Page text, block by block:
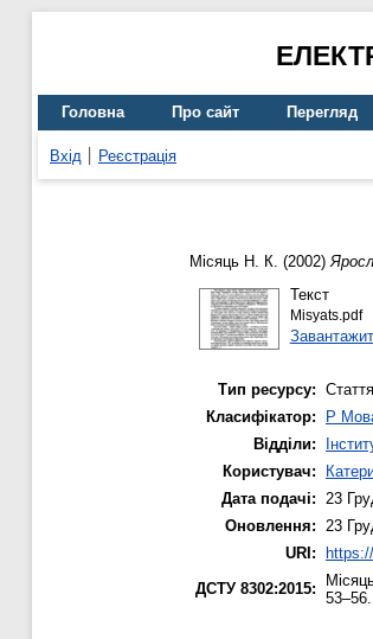
Головна Про сайт Перегляд
Вхід Реєстрація
Місяць Н. К. (2002)
Текст
Misyats.pdf
Тип ресурсу: Стаття
Класифікатор:
P
Відділи:
Користувач:
Дата подачі: 23
Оновлення: 23
URI:
ДСТУ 8302:2015:
53–56.